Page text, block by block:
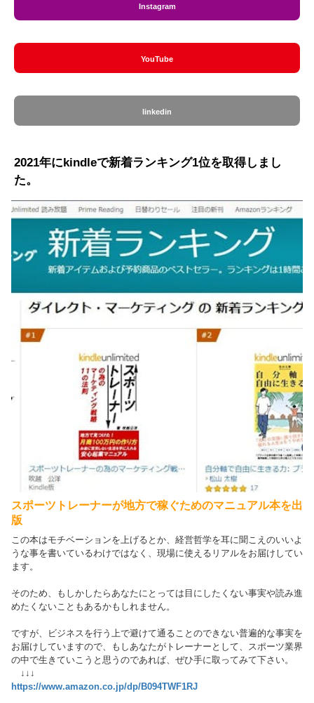
Instagram
YouTube
linkedin
2021年にkindleで新着ランキング1位を取得しまし
た。
スポーツトレーナーが地方で稼ぐためのマニュアル本を出
版
この本はモチベーションを上げるとか、経営哲学を耳に聞こえのいいよ
うな事を書いているわけではなく、現場に使えるリアルをお届けしてい
ます。
そのため、もしかしたらあなたにとっては目にしたくない事実や読み進
めたくないこともあるかもしれません。
ですが、ビジネスを行う上で避けて通ることのできない普遍的な事実を
お届けしていますので、もしあなたがトレーナーとして、スポーツ業界
の中で生きていこうと思うのであれば、ぜひ手に取ってみて下さい。
↓↓↓
https://www.amazon.co.jp/dp/B094TWF1RJ